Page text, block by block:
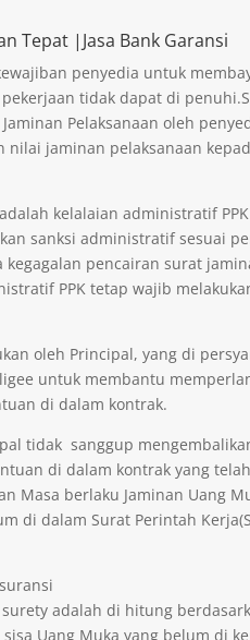
Tepat |Jasa Bank Garansi
penyedia untuk
tidak dapat di
Pelaksanaan oleh
jaminan pelaksanaan
kelalaian administratif
sanksi administratif sesuai
pencairan surat
PPK tetap wajib
oleh Principal, yang di
untuk membantu
di dalam kontrak.
tidak sanggup
di dalam kontrak yang
Masa berlaku Jaminan Uang
di dalam Surat Perintah
adalah di hitung
Uang Muka yang belum di